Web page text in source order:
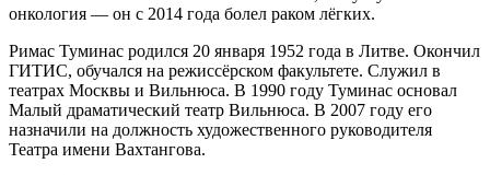
онкология — он с 2014 года болел раком лёгких.
Римас Туминас родился 20 января 1952 года в Литве. Окончил
ГИТИС, обучался на режиссёрском факультете. Служил в
театрах Москвы и Вильнюса. В 1990 году Туминас основал
Малый драматический театр Вильнюса. В 2007 году его
назначили на должность художественного руководителя
Театра имени Вахтангова.